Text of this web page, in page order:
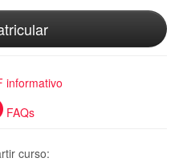
informativo
FAQs
curso: